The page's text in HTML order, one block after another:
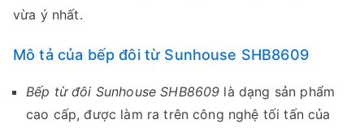
vừa ý nhất.
Mô tả của bếp đôi từ Sunhouse SHB8609
Bếp từ đôi Sunhouse SHB8609 là dạng sản phẩm
cao cấp, được làm ra trên công nghệ tối tấn của